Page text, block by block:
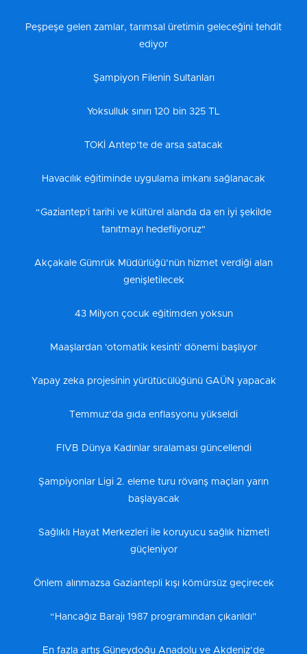
Peşpeşe gelen zamlar, tarımsal üretimin geleceğini tehdit
ediyor
Şampiyon Filenin Sultanları
Yoksulluk sınırı 120 bin 325 TL
TOKİ Antep’te de arsa satacak
Havacılık eğitiminde uygulama imkanı sağlanacak
“Gaziantep'i tarihi ve kültürel alanda da en iyi şekilde
tanıtmayı hedefliyoruz"
Akçakale Gümrük Müdürlüğü’nün hizmet verdiği alan
genişletilecek
43 Milyon çocuk eğitimden yoksun
Maaşlardan 'otomatik kesinti' dönemi başlıyor
Yapay zeka projesinin yürütücülüğünü GAÜN yapacak
Temmuz’da gıda enflasyonu yükseldi
FIVB Dünya Kadınlar sıralaması güncellendi
Şampiyonlar Ligi 2. eleme turu rövanş maçları yarın
başlayacak
Sağlıklı Hayat Merkezleri ile koruyucu sağlık hizmeti
güçleniyor
Önlem alınmazsa Gaziantepli kışı kömürsüz geçirecek
“Hancağız Barajı 1987 programından çıkarıldı”
En fazla artış Güneydoğu Anadolu ve Akdeniz’de